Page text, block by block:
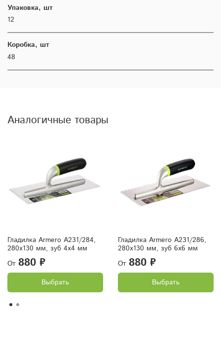
Упаковка, шт
12
Коробка, шт
48
Аналогичные товары
Гладилка Armero A231/284,
280х130 мм, зуб 4х4 мм
От 880 ₽
Выбрать
Гладилка Armero A231/286,
280х130 мм, зуб 6х6 мм
От 880 ₽
Выбрать